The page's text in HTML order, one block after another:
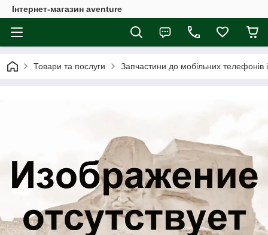
Інтернет-магазин aventure
Товари та послуги Запчастини до мобільних телефонів